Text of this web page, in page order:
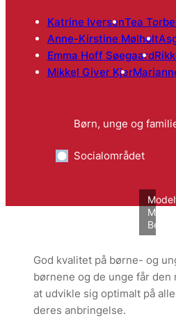
Katrine IversenTea
Anne-Kirstine Mølholt
Emma Hoff Søegaard
Mikkel Giver Kjer
Børn, unge og
Socialområdet
Bech/
God kvalitet på børne- og
børnene og de unge får
at udvikle sig optimalt på
deres anbringelse.